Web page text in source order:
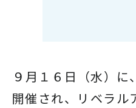
９月１６日（水）
開催され、リベラル